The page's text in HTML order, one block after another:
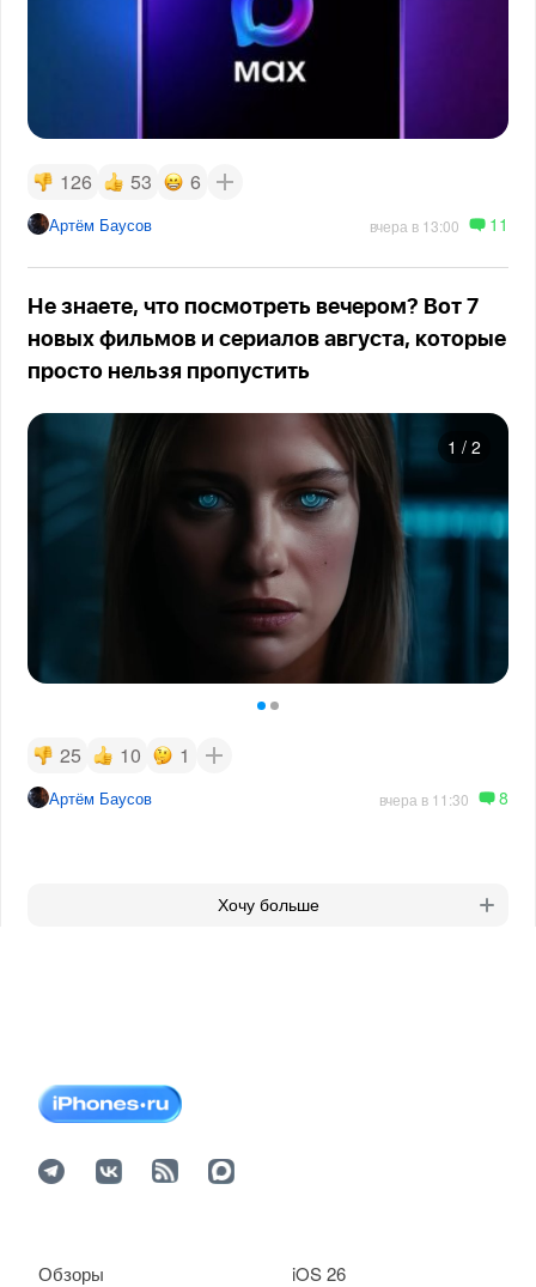
126 53 6
Артём Баусов вчера в 13:00 11
Не знаете, что посмотреть вечером? Вот 7
новых фильмов и сериалов августа, которые
просто нельзя пропустить
1 / 2
25 10 1
Артём Баусов вчера в 11:30 8
Хочу больше
iOS 26
Обзоры